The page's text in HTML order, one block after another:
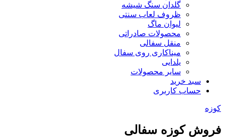
گلدان سنگ شیشه
ظروف لعاب سنتی
لیوان ماگ
محصولات صادراتی
منقل سفالی
میناکاری روی سفال
یلدایی
سایر محصولات
سبد خرید
حساب کاربری
کوزه
فروش کوزه سفالی